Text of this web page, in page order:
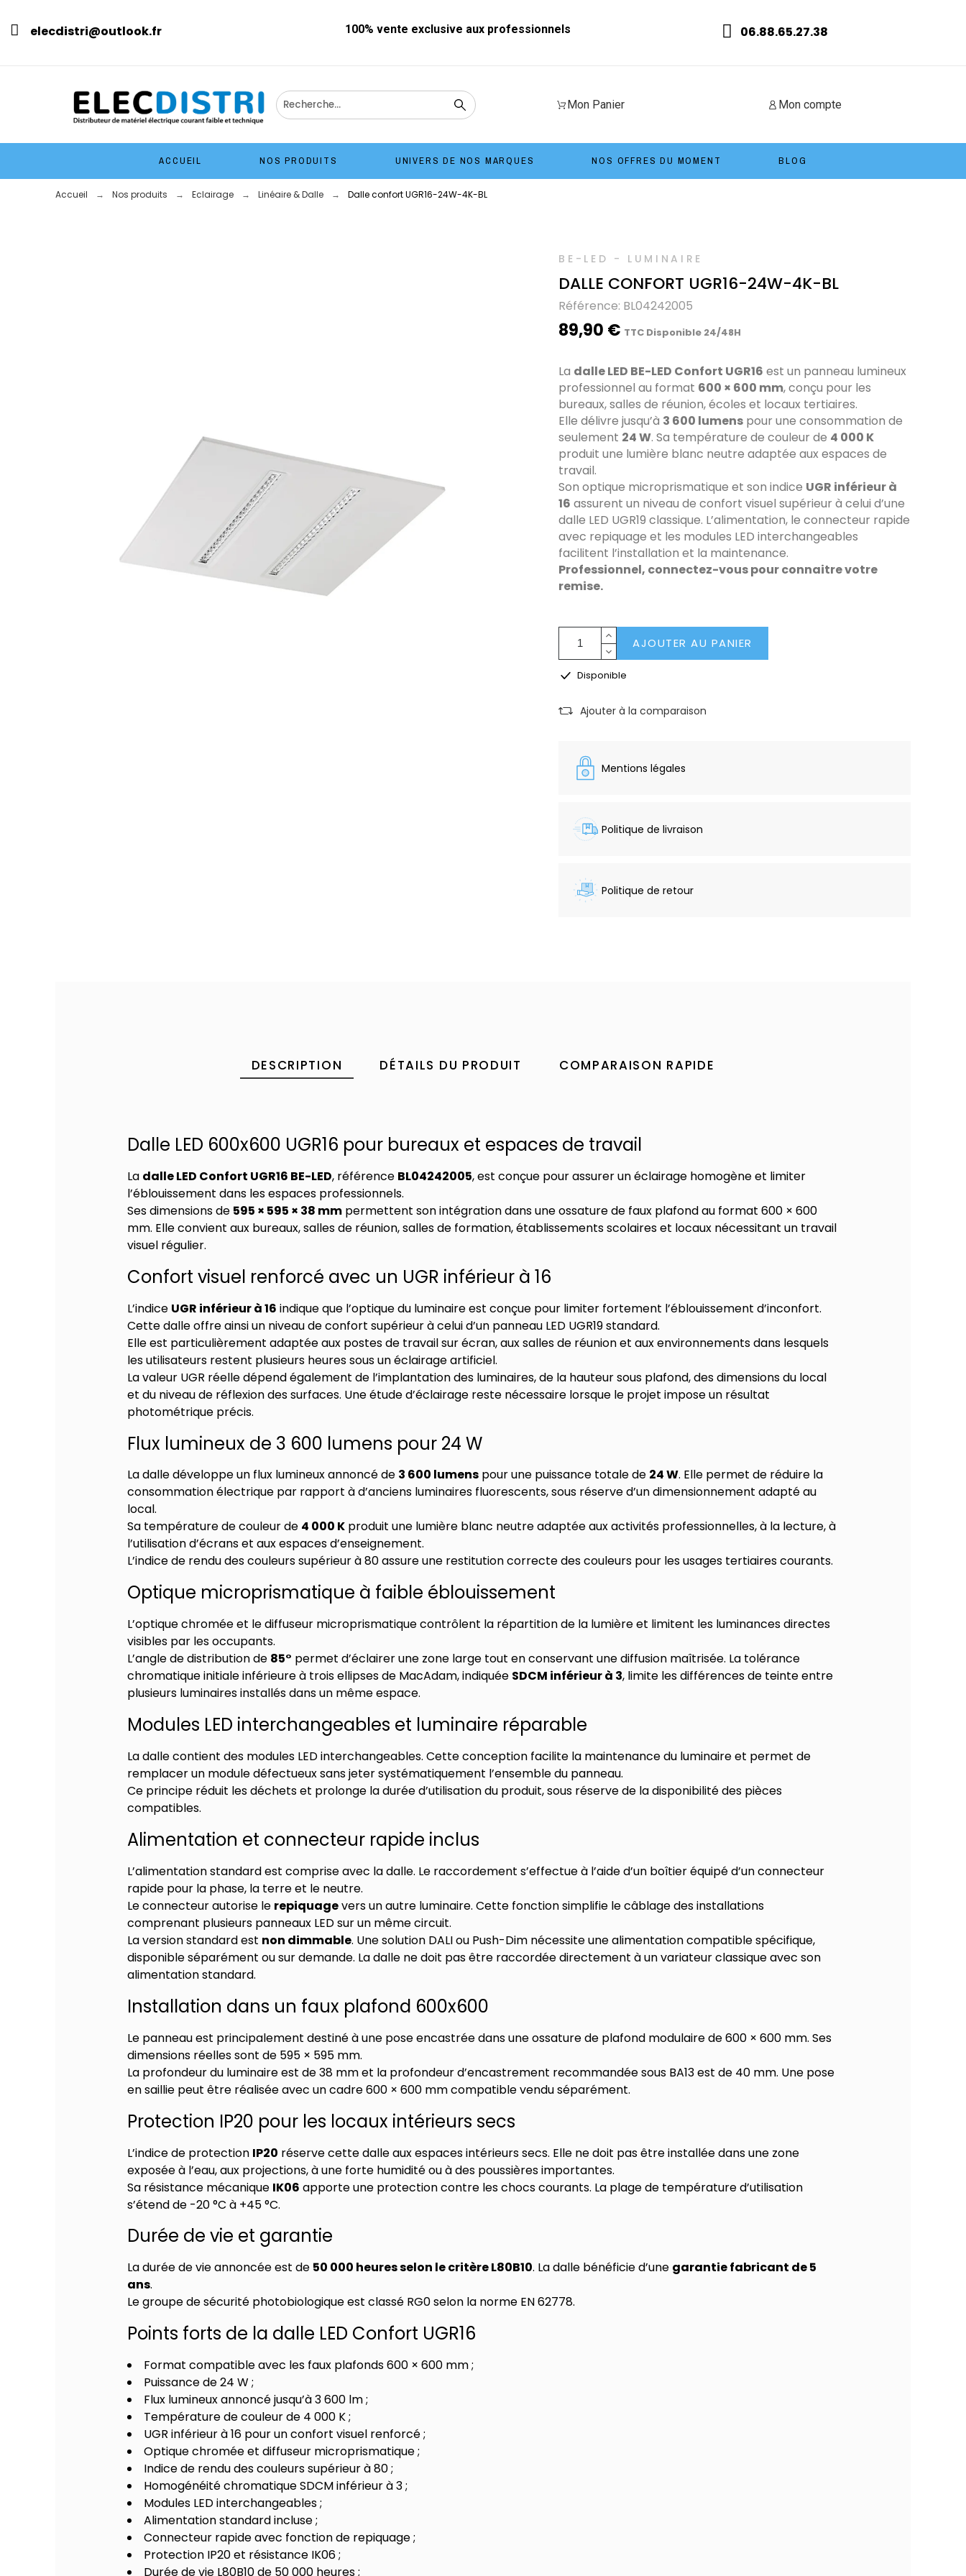
elecdistri@outlook.fr 100% vente exclusive aux professionnels 06.88.65.27.38
Mon Panier Mon compte
ACCUEIL NOS PRODUITS UNIVERS DE NOS MARQUES NOS OFFRES DU MOMENT BLOG
Accueil Nos produits Eclairage Linéaire & Dalle Dalle confort UGR16-24W-4K-BL
BE-LED - LUMINAIRE
DALLE CONFORT UGR16-24W-4K-BL
Référence: BL04242005
89,90 € TTC Disponible 24/48H
La dalle LED BE-LED Confort UGR16 est un panneau lumineux
professionnel au format 600 × 600 mm, conçu pour les
bureaux, salles de réunion, écoles et locaux tertiaires.
Elle délivre jusqu’à 3 600 lumens pour une consommation de
seulement 24 W. Sa température de couleur de 4 000 K
produit une lumière blanc neutre adaptée aux espaces de
travail.
Son optique microprismatique et son indice UGR inférieur à
16 assurent un niveau de confort visuel supérieur à celui d’une
dalle LED UGR19 classique. L’alimentation, le connecteur rapide
avec repiquage et les modules LED interchangeables
facilitent l’installation et la maintenance.
Professionnel, connectez-vous pour connaitre votre
remise.
AJOUTER AU PANIER
Disponible
Ajouter à la comparaison
Mentions légales
Politique de livraison
Politique de retour
DESCRIPTION DÉTAILS DU PRODUIT COMPARAISON RAPIDE
Dalle LED 600x600 UGR16 pour bureaux et espaces de travail
La dalle LED Confort UGR16 BE-LED, référence BL04242005, est conçue pour assurer un éclairage homogène et limiter
l’éblouissement dans les espaces professionnels.
Ses dimensions de 595 × 595 × 38 mm permettent son intégration dans une ossature de faux plafond au format 600 × 600
mm. Elle convient aux bureaux, salles de réunion, salles de formation, établissements scolaires et locaux nécessitant un travail
visuel régulier.
Confort visuel renforcé avec un UGR inférieur à 16
L’indice UGR inférieur à 16 indique que l’optique du luminaire est conçue pour limiter fortement l’éblouissement d’inconfort.
Cette dalle offre ainsi un niveau de confort supérieur à celui d’un panneau LED UGR19 standard.
Elle est particulièrement adaptée aux postes de travail sur écran, aux salles de réunion et aux environnements dans lesquels
les utilisateurs restent plusieurs heures sous un éclairage artificiel.
La valeur UGR réelle dépend également de l’implantation des luminaires, de la hauteur sous plafond, des dimensions du local
et du niveau de réflexion des surfaces. Une étude d’éclairage reste nécessaire lorsque le projet impose un résultat
photométrique précis.
Flux lumineux de 3 600 lumens pour 24 W
La dalle développe un flux lumineux annoncé de 3 600 lumens pour une puissance totale de 24 W. Elle permet de réduire la
consommation électrique par rapport à d’anciens luminaires fluorescents, sous réserve d’un dimensionnement adapté au
local.
Sa température de couleur de 4 000 K produit une lumière blanc neutre adaptée aux activités professionnelles, à la lecture, à
l’utilisation d’écrans et aux espaces d’enseignement.
L’indice de rendu des couleurs supérieur à 80 assure une restitution correcte des couleurs pour les usages tertiaires courants.
Optique microprismatique à faible éblouissement
L’optique chromée et le diffuseur microprismatique contrôlent la répartition de la lumière et limitent les luminances directes
visibles par les occupants.
L’angle de distribution de 85° permet d’éclairer une zone large tout en conservant une diffusion maîtrisée. La tolérance
chromatique initiale inférieure à trois ellipses de MacAdam, indiquée SDCM inférieur à 3, limite les différences de teinte entre
plusieurs luminaires installés dans un même espace.
Modules LED interchangeables et luminaire réparable
La dalle contient des modules LED interchangeables. Cette conception facilite la maintenance du luminaire et permet de
remplacer un module défectueux sans jeter systématiquement l’ensemble du panneau.
Ce principe réduit les déchets et prolonge la durée d’utilisation du produit, sous réserve de la disponibilité des pièces
compatibles.
Alimentation et connecteur rapide inclus
L’alimentation standard est comprise avec la dalle. Le raccordement s’effectue à l’aide d’un boîtier équipé d’un connecteur
rapide pour la phase, la terre et le neutre.
Le connecteur autorise le repiquagevers un autre luminaire. Cette fonction simplifie le câblage des installations
comprenant plusieurs panneaux LED sur un même circuit.
La version standard est non dimmable. Une solution DALI ou Push-Dim nécessite une alimentation compatible spécifique,
disponible séparément ou sur demande. La dalle ne doit pas être raccordée directement à un variateur classique avec son
alimentation standard.
Installation dans un faux plafond 600x600
Le panneau est principalement destiné à une pose encastrée dans une ossature de plafond modulaire de 600 × 600 mm. Ses
dimensions réelles sont de 595 × 595 mm.
La profondeur du luminaire est de 38 mm et la profondeur d’encastrement recommandée sous BA13 est de 40 mm. Une pose
en saillie peut être réalisée avec un cadre 600 × 600 mm compatible vendu séparément.
Protection IP20 pour les locaux intérieurs secs
L’indice de protection IP20 réserve cette dalle aux espaces intérieurs secs. Elle ne doit pas être installée dans une zone
exposée à l’eau, aux projections, à une forte humidité ou à des poussières importantes.
Sa résistance mécanique IK06 apporte une protection contre les chocs courants. La plage de température d’utilisation
s’étend de -20 °C à +45 °C.
Durée de vie et garantie
La durée de vie annoncée est de 50 000 heures selon le critère L80B10. La dalle bénéficie d’une garantie fabricant de 5
ans.
Le groupe de sécurité photobiologique est classé RG0 selon la norme EN 62778.
Points forts de la dalle LED Confort UGR16
Format compatible avec les faux plafonds 600 × 600 mm ;
Puissance de 24 W ;
Flux lumineux annoncé jusqu’à 3 600 lm ;
Température de couleur de 4 000 K ;
UGR inférieur à 16 pour un confort visuel renforcé ;
Optique chromée et diffuseur microprismatique ;
Indice de rendu des couleurs supérieur à 80 ;
Homogénéité chromatique SDCM inférieur à 3 ;
Modules LED interchangeables ;
Alimentation standard incluse ;
Connecteur rapide avec fonction de repiquage ;
Protection IP20 et résistance IK06 ;
Durée de vie L80B10 de 50 000 heures ;